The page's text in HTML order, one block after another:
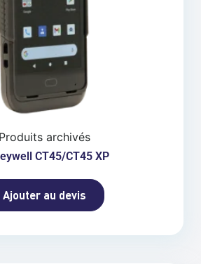
Produits archivés
CT45/CT45 XP
Ajouter au devis